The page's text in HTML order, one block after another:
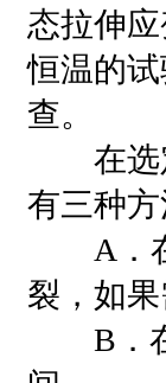
态拉伸
恒温的
查。
在选定
有三种
A．在
裂，如果
B．在